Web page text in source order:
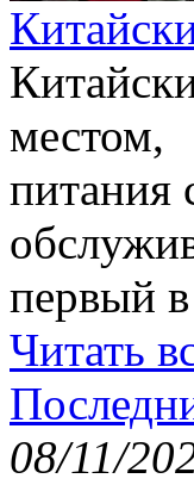
питания
первый
Читать
08/11/